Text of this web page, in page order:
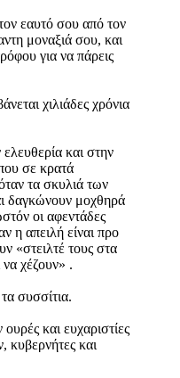
εαυτό σου από τον
μοναξιά σου, και
για να πάρεις
χιλιάδες χρόνια
και στην
σε κρατά
τα σκυλιά των
δαγκώνουν μοχθηρά
οι αφεντάδες
η απειλή είναι προ
«στειλτέ τους στα
να χέζουν» .
συσσίτια.
και ευχαριστίες
κυβερνήτες και